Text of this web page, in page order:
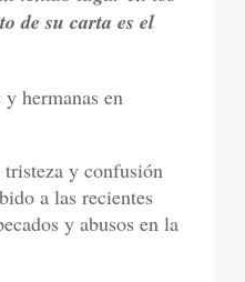
de su carta es el
hermanas en
tristeza y confusión
a las recientes
y abusos en la